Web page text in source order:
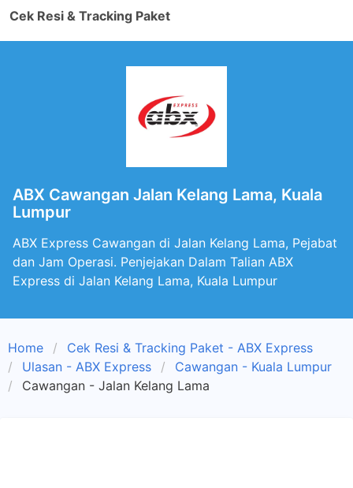
Cek Resi & Tracking Paket
ABX Cawangan Jalan Kelang Lama, Kuala
Lumpur
ABX Express Cawangan di Jalan Kelang Lama, Pejabat
dan Jam Operasi. Penjejakan Dalam Talian ABX
Express di Jalan Kelang Lama, Kuala Lumpur
Home
Cek Resi & Tracking Paket - ABX Express
Ulasan - ABX Express
Cawangan - Kuala Lumpur
Cawangan - Jalan Kelang Lama